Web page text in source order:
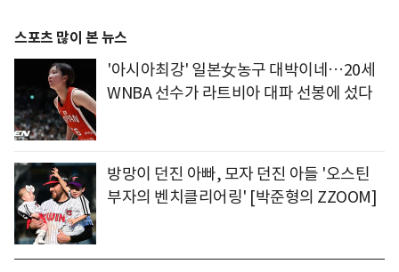
스포츠 많이 본 뉴스
'아시아최강' 일본女농구 대박이네…20세
WNBA 선수가 라트비아 대파 선봉에 섰다
방망이 던진 아빠, 모자 던진 아들 '오스틴
부자의 벤치클리어링' [박준형의 ZZOOM]